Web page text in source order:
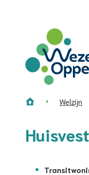
Wezembeek-
Oppem
Welzijn